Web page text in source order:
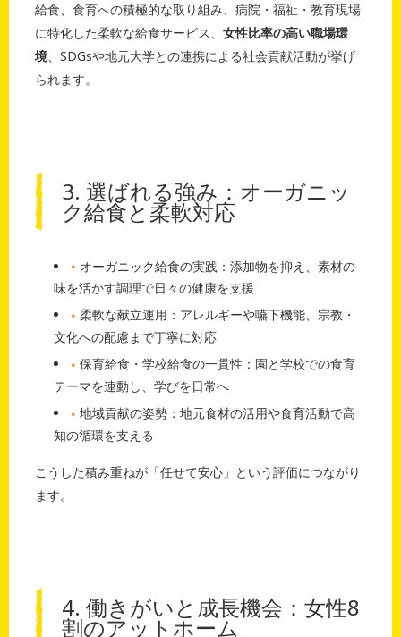
給食、食育への積極的な取り組み、病院・福祉・教育現場
に特化した柔軟な給食サービス、女性比率の高い職場環
境、SDGsや地元大学との連携による社会貢献活動が挙げ
られます。
3. 選ばれる強み：オーガニッ
ク給食と柔軟対応
オーガニック給食の実践：添加物を抑え、素材の
味を活かす調理で日々の健康を支援
柔軟な献立運用：アレルギーや嚥下機能、宗教・
文化への配慮まで丁寧に対応
保育給食・学校給食の一貫性：園と学校での食育
テーマを連動し、学びを日常へ
地域貢献の姿勢：地元食材の活用や食育活動で高
知の循環を支える
こうした積み重ねが「任せて安心」という評価につながり
ます。
4. 働きがいと成長機会：女性8
割のアットホーム